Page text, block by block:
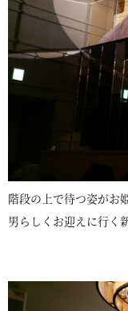
階段の上で待つ姿がお
男らしくお迎えに行く